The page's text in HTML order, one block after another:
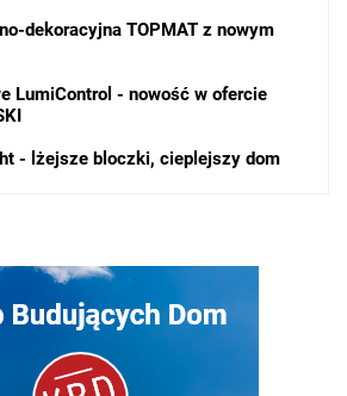
dekoracyjna TOPMAT z nowym
LumiControl - nowość w ofercie
- lżejsze bloczki, cieplejszy dom